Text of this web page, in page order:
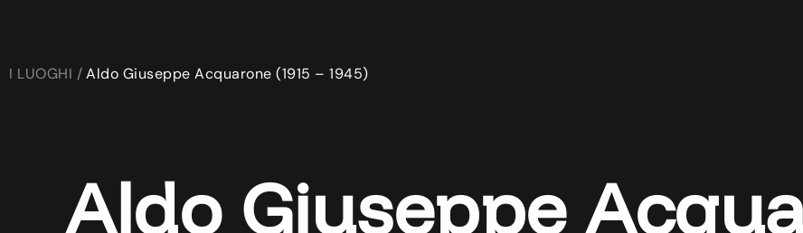
I LUOGHI /Aldo Giuseppe Acquarone (1915 – 1945)
Aldo Giuseppe